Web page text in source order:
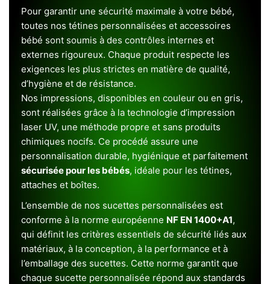
Pour garantir une sécurité maximale à votre bébé,
toutes nos tétines personnalisées et accessoires
bébé sont soumis à des contrôles internes et
externes rigoureux. Chaque produit respecte les
exigences les plus strictes en matière de qualité,
d’hygiène et de résistance.
Nos impressions, disponibles en couleur ou en gris,
sont réalisées grâce à la technologie d’impression
laser UV, une méthode propre et sans produits
chimiques nocifs. Ce procédé assure une
personnalisation durable, hygiénique et parfaitement
sécurisée pour les bébés, idéale pour les tétines,
attaches et boîtes.
L’ensemble de nos sucettes personnalisées est
conforme à la norme européenne NF EN 1400+A1,
qui définit les critères essentiels de sécurité liés aux
matériaux, à la conception, à la performance et à
l’emballage des sucettes. Cette norme garantit que
chaque sucette personnalisée répond aux standards